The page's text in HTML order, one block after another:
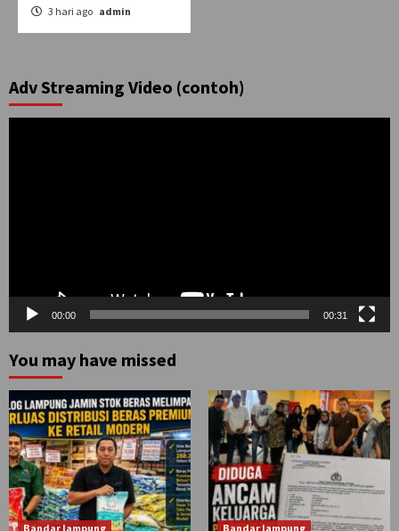
3 hari ago admin
Adv Streaming Video (contoh)
00:00 00:31
You may have missed
Bandar lampung
Bandar lampung